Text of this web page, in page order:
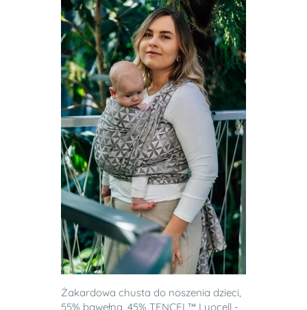
Żakardowa chusta do noszenia dzieci,
55% bawełna, 45% TENCEL™ Lyocell -